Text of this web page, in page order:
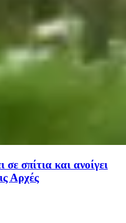
σπίτια και ανοίγει
Αρχές